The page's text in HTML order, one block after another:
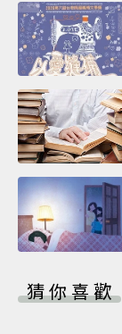
猜你喜歡